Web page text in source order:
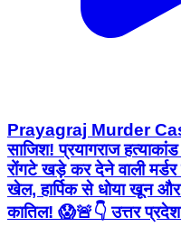
Prayagraj Murder
साजिश! प्रयागराज
रोंगटे खड़े कर देने वाली
खेल, हार्पिक से धोया खून
कातिल! 😱🚨👇 उत्तर